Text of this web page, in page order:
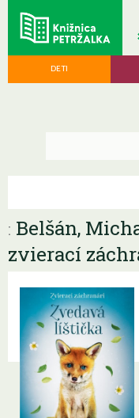
DETI
: Belšán,
zvierací